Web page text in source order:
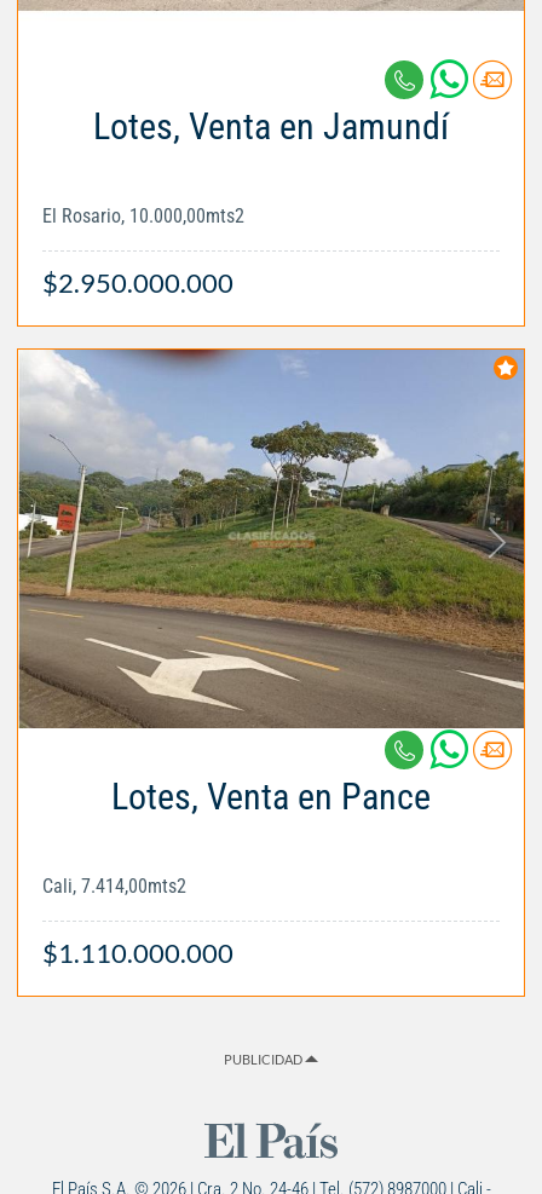
Lotes, Venta en Jamundí
El Rosario, 10.000,00mts2
$2.950.000.000
Lotes, Venta en Pance
Cali, 7.414,00mts2
$1.110.000.000
PUBLICIDAD
El País S.A. © 2026 | Cra. 2 No. 24-46 | Tel. (572) 8987000 | Cali -